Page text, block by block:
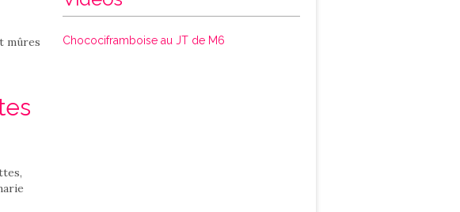
mûres
Chocociframboise au JT de M6